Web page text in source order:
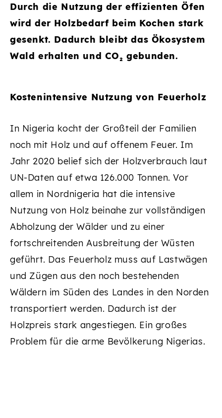
Durch die Nutzung der effizienten Öfen
wird der Holzbedarf beim Kochen stark
gesenkt. Dadurch bleibt das Ökosystem
Wald erhalten und CO₂ gebunden.
Kostenintensive Nutzung von Feuerholz
In Nigeria kocht der Großteil der Familien
noch mit Holz und auf offenem Feuer. Im
Jahr 2020 belief sich der Holzverbrauch laut
UN-Daten auf etwa 126.000 Tonnen. Vor
allem in Nordnigeria hat die intensive
Nutzung von Holz beinahe zur vollständigen
Abholzung der Wälder und zu einer
fortschreitenden Ausbreitung der Wüsten
geführt. Das Feuerholz muss auf Lastwägen
und Zügen aus den noch bestehenden
Wäldern im Süden des Landes in den Norden
transportiert werden. Dadurch ist der
Holzpreis stark angestiegen. Ein großes
Problem für die arme Bevölkerung Nigerias.